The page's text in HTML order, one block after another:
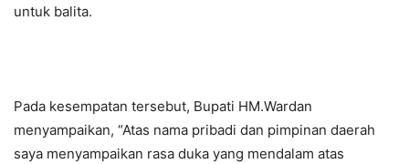
untuk balita.
Pada kesempatan tersebut, Bupati HM.Wardan
menyampaikan, “Atas nama pribadi dan pimpinan daerah
saya menyampaikan rasa duka yang mendalam atas